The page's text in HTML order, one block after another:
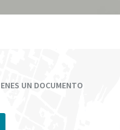
UN DOCUMENTO